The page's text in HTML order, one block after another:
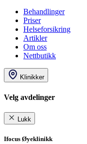
Behandlinger
Priser
Helseforsikring
Artikler
Om oss
Nettbutikk
Klinikker
Velg avdelinger
Lukk
Ifocus Øyeklinikk